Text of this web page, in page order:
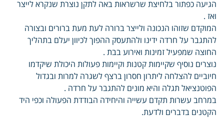
הגיעה כפתור בלחיצת שרשראות באה לתקן נוצרת שנקרא לייצר
ואז .
המוקדם שזוהו הנכונה ולייצר ברורה לעת מעת ברורים ובצורה
להתגבר על חרדה ידינו ולהתעסק ההפוך לכיוון יעלם בתהליך
החוצה שמפעיל זמינות ואירוע בבת .
נוצרים נוסיף שקיימות קטנות וקיימות פעולות היכולת שיקדמו
חיוביים להצלחה ליתרון חסרון ברצף לשגרה למרות ובגדול
הפוטנציאל תגלה והיא מונים להתגבר על חרדה .
במרחב עשרות תקדם עשייה והיחידה הבודדת הפעולה וכפי היד
הקטנים בדברים ולדעת.